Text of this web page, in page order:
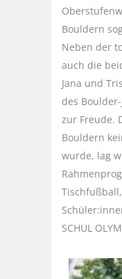
Bouldern
Neben der
auch die
Jana und
des
zur Freude.
Bouldern
wurde, lag
SCHUL